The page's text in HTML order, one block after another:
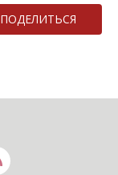
ПОДЕЛИТЬСЯ